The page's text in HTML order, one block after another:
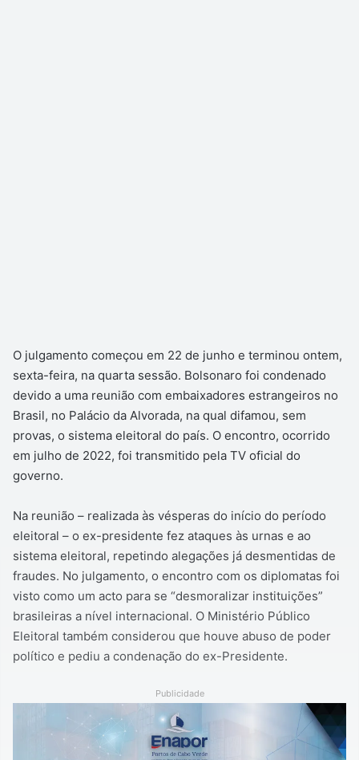
O julgamento começou em 22 de junho e terminou ontem,
sexta-feira, na quarta sessão. Bolsonaro foi condenado
devido a uma reunião com embaixadores estrangeiros no
Brasil, no Palácio da Alvorada, na qual difamou, sem
provas, o sistema eleitoral do país. O encontro, ocorrido
em julho de 2022, foi transmitido pela TV oficial do
governo.
Na reunião – realizada às vésperas do início do período
eleitoral – o ex-presidente fez ataques às urnas e ao
sistema eleitoral, repetindo alegações já desmentidas de
fraudes. No julgamento, o encontro com os diplomatas foi
visto como um acto para se “desmoralizar instituições”
brasileiras a nível internacional. O Ministério Público
Eleitoral também considerou que houve abuso de poder
político e pediu a condenação do ex-Presidente.
Publicidade